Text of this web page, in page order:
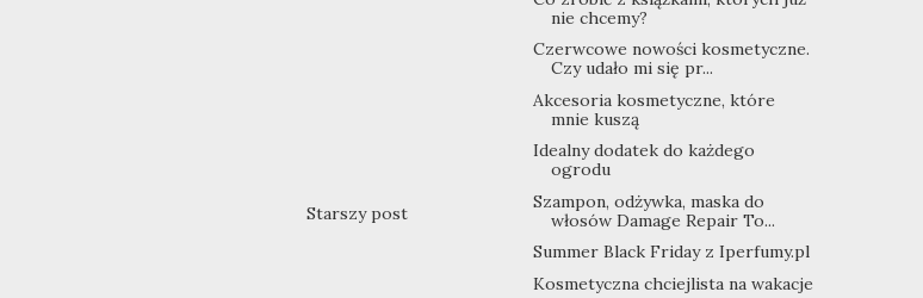
Starszy post
nie chcemy?
Czerwcowe nowości kosmetyczne.
Czy udało mi się pr...
Akcesoria kosmetyczne, które
mnie kuszą
Idealny dodatek do każdego
ogrodu
Szampon, odżywka, maska do
włosów Damage Repair To...
Summer Black Friday z Iperfumy.pl
Kosmetyczna chciejlista na wakacje